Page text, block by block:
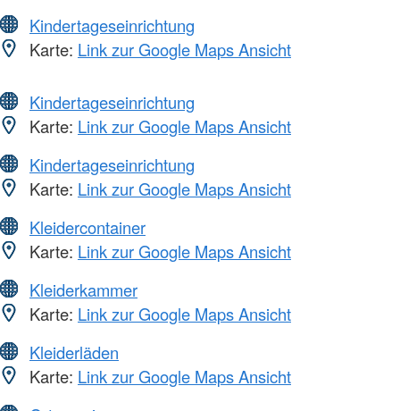
Kindertageseinrichtung
Karte: Link zur Google Maps Ansicht
Kindertageseinrichtung
Karte: Link zur Google Maps Ansicht
Kindertageseinrichtung
Karte: Link zur Google Maps Ansicht
Kleidercontainer
Karte: Link zur Google Maps Ansicht
Kleiderkammer
Karte: Link zur Google Maps Ansicht
Kleiderläden
Karte: Link zur Google Maps Ansicht